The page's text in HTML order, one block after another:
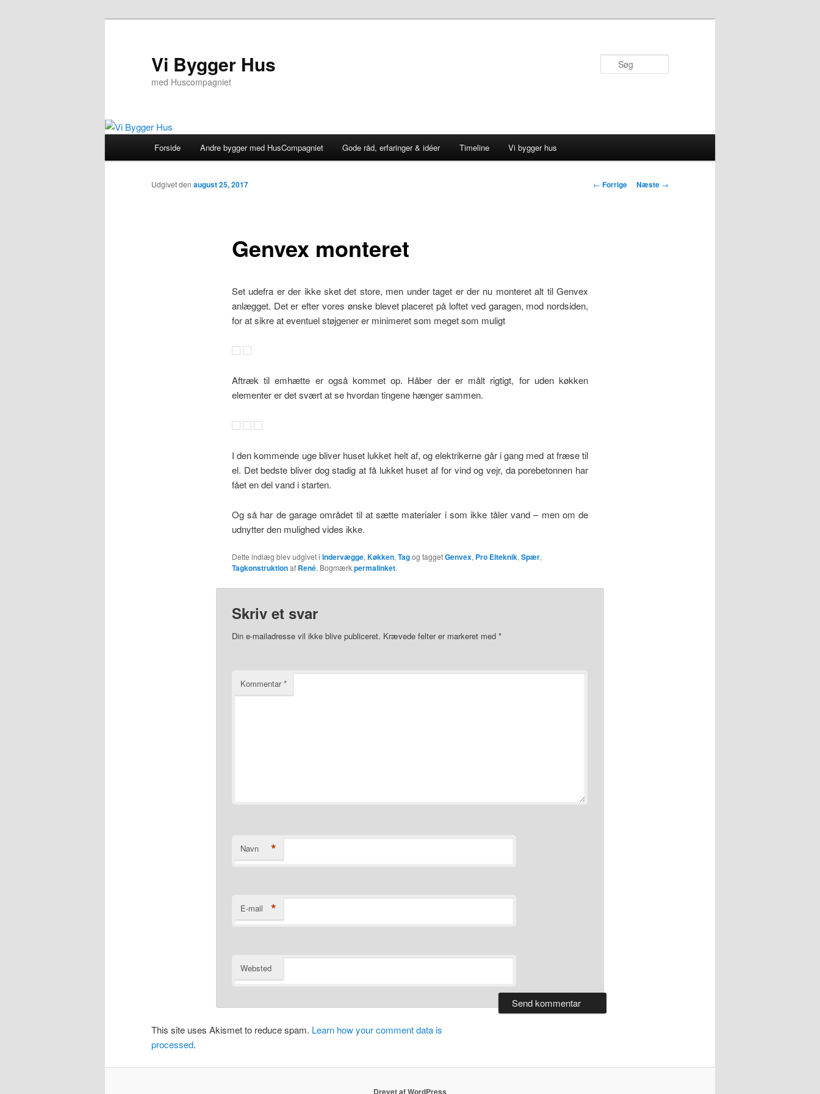
Vi Bygger Hus
med Huscompagniet
Forside Andre bygger med HusCompagniet Gode råd, erfaringer & idéer Timeline Vi bygger hus
Indlægsnavigation
← Forrige Næste →
Genvex monteret
Udgivet den august 25, 2017
Set udefra er der ikke sket det store, men under taget er der nu monteret alt til Genvex
anlægget. Det er efter vores ønske blevet placeret på loftet ved garagen, mod nordsiden,
for at sikre at eventuel støjgener er minimeret som meget som muligt
Aftræk til emhætte er også kommet op. Håber der er målt rigtigt, for uden køkken
elementer er det svært at se hvordan tingene hænger sammen.
I den kommende uge bliver huset lukket helt af, og elektrikerne går i gang med at fræse til
el. Det bedste bliver dog stadig at få lukket huset af for vind og vejr, da porebetonnen har
fået en del vand i starten.
Og så har de garage området til at sætte materialer i som ikke tåler vand – men om de
udnytter den mulighed vides ikke.
Dette indlæg blev udgivet i Indervægge, Køkken, Tagog taggetGenvex, Pro Elteknik, Spær,
Tagkonstruktionaf René. Bogmærkpermalinket.
Skriv et svar
Din e-mailadresse vil ikke blive publiceret. Krævede felter er markeret med *
Kommentar*
Navn *
E-mail *
Websted
This site uses Akismet to reduce spam. Learn how your comment data is
processed.
Drevet af WordPress